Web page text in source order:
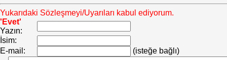
Yukarıdaki Sözleşmeyi/Uyarıları kabul ediyorum.
'Evet'
Yazın:
İsim:
E-mail:
(isteğe bağlı)